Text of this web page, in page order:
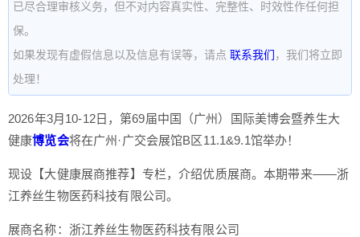
已尽合理审核义务，但不对内容真实性、完整性、时效性作任何担
保。
如果发现有虚假信息以及信息有误等，请点 联系我们 ，我们将立即
处理！
2026年3月10-12日，第69届中国（广州）国际美博会暨养生大
健康博览会将在广州·广交会展馆B区11.1&9.1馆举办！
现设【大健康展商推荐】专栏，介绍优质展商。本期带来——浙
江养丝生物医药科技有限公司。
展商名称：浙江养丝生物医药科技有限公司